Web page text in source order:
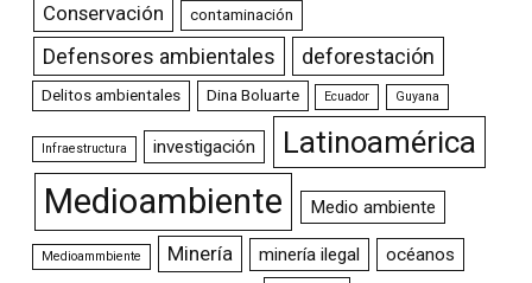
Conservación contaminación
Defensores ambientales deforestación
Delitos ambientales Dina Boluarte Ecuador Guyana
Infraestructura investigación Latinoamérica
Medioambiente Medio ambiente
Medioammbiente Minería minería ilegal océanos